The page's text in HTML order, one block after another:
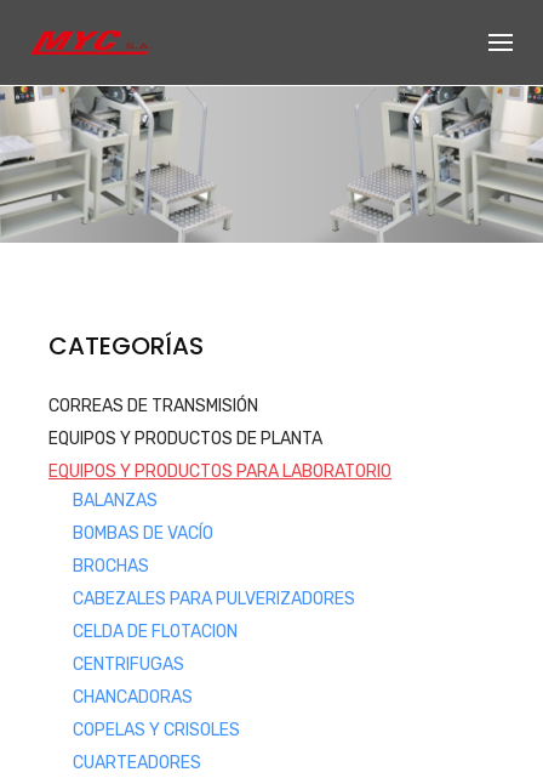
Equipos, accesorios y repuestos
para el sector automotriz e
industrial
Productos
CATEGORÍAS
CORREAS DE TRANSMISIÓN
EQUIPOS Y PRODUCTOS DE PLANTA
EQUIPOS Y PRODUCTOS PARA LABORATORIO
BALANZAS
BOMBAS DE VACÍO
BROCHAS
CABEZALES PARA PULVERIZADORES
CELDA DE FLOTACION
CENTRIFUGAS
CHANCADORAS
COPELAS Y CRISOLES
CUARTEADORES